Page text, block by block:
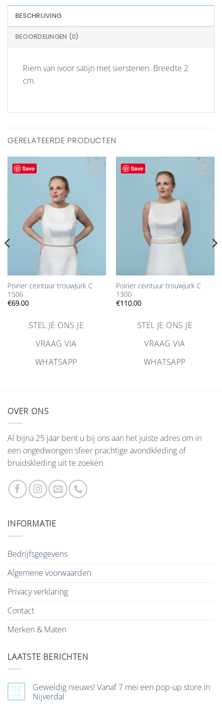
BESCHRIJVING
BEOORDELINGEN (0)
Riem van ivoor satijn met sierstenen. Breedte 2
cm.
GERELATEERDE PRODUCTEN
Save
Poirier ceintuur trouwjurk C
1506
€69.00
STEL JE ONS JE
VRAAG VIA
WHATSAPP
Save
Poirier ceintuur trouwjurk C
1300
€110.00
STEL JE ONS JE
VRAAG VIA
WHATSAPP
OVER ONS
Al bijna 25 jaar bent u bij ons aan het juiste adres om in
een ongedwongen sfeer prachtige avondkleding of
bruidskleding uit te zoeken.
INFORMATIE
Bedrijfsgegevens
Algemene voorwaarden
Privacy verklaring
Contact
Merken & Maten
LAATSTE BERICHTEN
03
mei
Geweldig nieuws! Vanaf 7 mei een pop-up store in
Nijverdal